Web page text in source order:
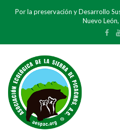
Por la preservación y Desarrollo
Nuevo